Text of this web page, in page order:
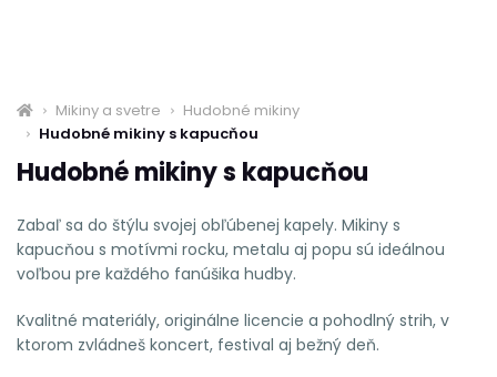
Mikiny a svetre
Hudobné mikiny
Hudobné mikiny s kapucňou
Hudobné mikiny s kapucňou
Zabaľ sa do štýlu svojej obľúbenej kapely. Mikiny s
kapucňou s motívmi rocku, metalu aj popu sú ideálnou
voľbou pre každého fanúšika hudby.
Kvalitné materiály, originálne licencie a pohodlný strih, v
ktorom zvládneš koncert, festival aj bežný deň.